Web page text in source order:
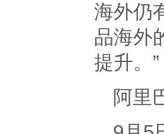
海外仍
品海外
提升。”
阿里